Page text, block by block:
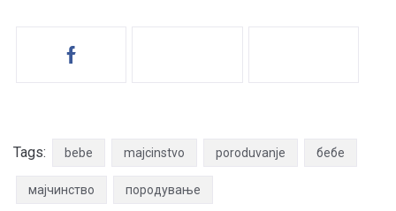
Tags: bebe majcinstvo poroduvanje бебе
мајчинство породување